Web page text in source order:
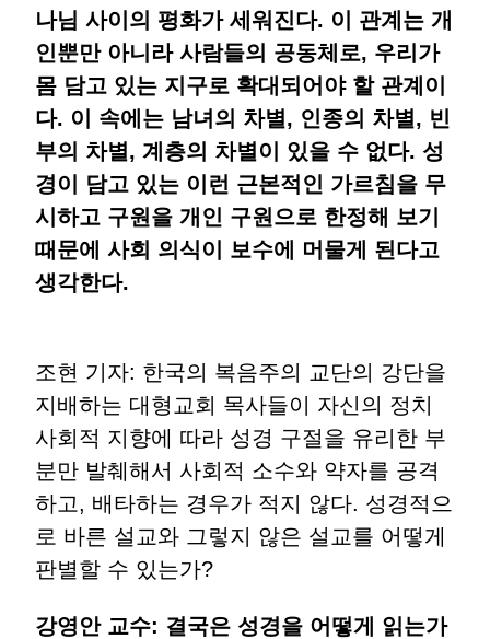
나님 사이의 평화가 세워진다. 이 관계는 개
인뿐만 아니라 사람들의 공동체로, 우리가
몸 담고 있는 지구로 확대되어야 할 관계이
다. 이 속에는 남녀의 차별, 인종의 차별, 빈
부의 차별, 계층의 차별이 있을 수 없다. 성
경이 담고 있는 이런 근본적인 가르침을 무
시하고 구원을 개인 구원으로 한정해 보기
때문에 사회 의식이 보수에 머물게 된다고
생각한다.
조현 기자: 한국의 복음주의 교단의 강단을
지배하는 대형교회 목사들이 자신의 정치
사회적 지향에 따라 성경 구절을 유리한 부
분만 발췌해서 사회적 소수와 약자를 공격
하고, 배타하는 경우가 적지 않다. 성경적으
로 바른 설교와 그렇지 않은 설교를 어떻게
판별할 수 있는가?
강영안 교수: 결국은 성경을 어떻게 읽는가